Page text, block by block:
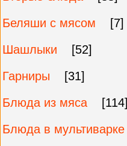
Беляши с мясом
[7]
Шашлыки
[52]
Гарниры
[31]
Блюда из мяса
[114]
Блюда в мультиварке